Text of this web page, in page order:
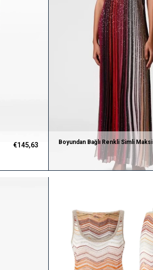
€145,63
Boyundan Bağlı Renkli Simli Maksi
Premium Triko Elbise